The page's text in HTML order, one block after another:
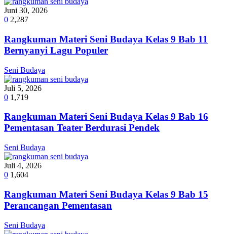
Juni 30, 2026
0 2,287
Rangkuman Materi Seni Budaya Kelas 9 Bab 11
Bernyanyi Lagu Populer
Seni Budaya
Juli 5, 2026
0 1,719
Rangkuman Materi Seni Budaya Kelas 9 Bab 16
Pementasan Teater Berdurasi Pendek
Seni Budaya
Juli 4, 2026
0 1,604
Rangkuman Materi Seni Budaya Kelas 9 Bab 15
Perancangan Pementasan
Seni Budaya